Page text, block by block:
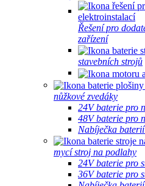
Řešení pro
zařízení
stavebních strojů
nůžkové zvedáky
24V baterie pro
48V baterie pro
Nabíječka
mycí stroj na podlahy
24V baterie pro
36V baterie pro